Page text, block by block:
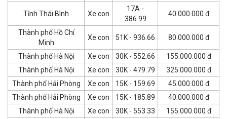
Tỉnh Thái Bình Xe con
17A -
386.99
40.000.000 đ
Thành phố Hồ Chí
Minh
Xe con 51K - 936.66 80.000.000 đ
Thành phố Hà Nội Xe con 30K - 552.66
155.000.000 đ
Thành phố Hà Nội
Xe con 30K - 479.79
325.000.000 đ
Thành phố Hải Phòng
Xe con 15K - 159.69
45.000.000 đ
Thành phố Hải Phòng
Xe con 15K - 185.89
40.000.000 đ
Thành phố Hà Nội
Xe con 30K - 553.33
155.000.000 đ